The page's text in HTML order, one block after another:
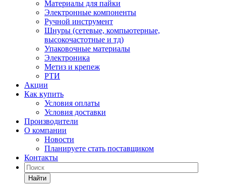
Материалы для пайки
Электронные компоненты
Ручной инструмент
Шнуры (сетевые, компьютерные,
высокочастотные и тд)
Упаковочные материалы
Электроника
Метиз и крепеж
РТИ
Акции
Как купить
Условия оплаты
Условия доставки
Производители
О компании
Новости
Планируете стать поставщиком
Контакты
Найти